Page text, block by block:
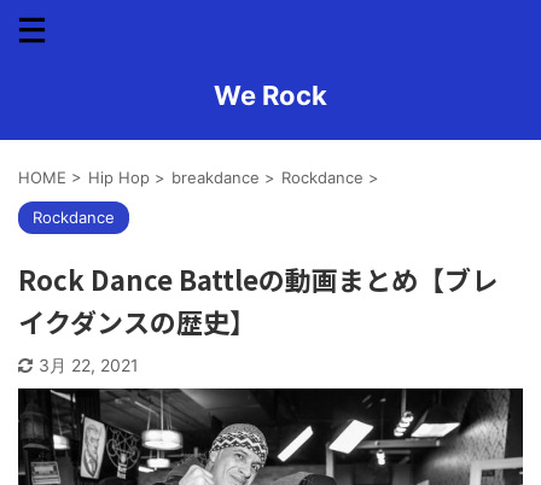
We Rock
HOME > Hip Hop > breakdance > Rockdance >
Rockdance
Rock Dance Battleの動画まとめ【ブレ
イクダンスの歴史】
3月 22, 2021